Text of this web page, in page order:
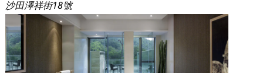
沙田澤祥街18號